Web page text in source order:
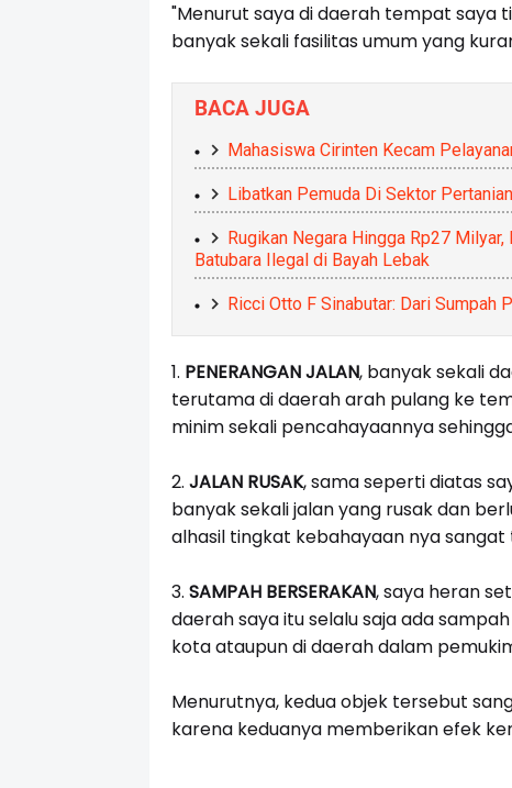
"Menurut saya di daerah tempat saya
banyak sekali fasilitas umum yang
BACA JUGA
Mahasiswa Cirinten Kecam
Libatkan Pemuda Di Sektor
Rugikan Negara Hingga Rp27
Batubara Ilegal di Bayah Lebak
Ricci Otto F Sinabutar: Dari Sumpah
1. PENERANGAN JALAN, banyak sekali
terutama di daerah arah pulang ke
minim sekali pencahayaannya
2. JALAN RUSAK, sama seperti diatas
banyak sekali jalan yang rusak dan
alhasil tingkat kebahayaan nya
3. SAMPAH BERSERAKAN, saya heran
daerah saya itu selalu saja ada
kota ataupun di daerah dalam
Menurutnya, kedua objek tersebut
karena keduanya memberikan efek